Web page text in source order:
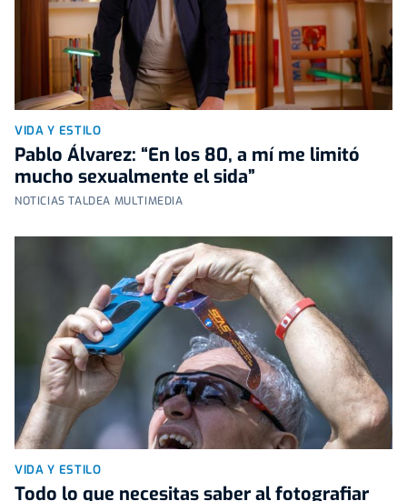
VIDA Y ESTILO
Pablo Álvarez: “En los 80, a mí me limitó
mucho sexualmente el sida”
NOTICIAS TALDEA MULTIMEDIA
VIDA Y ESTILO
Todo lo que necesitas saber al fotografiar